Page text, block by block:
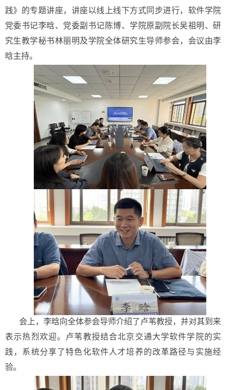
践》的专题讲座，讲座以线上线下方式同步进行，软件学院
党委书记李晗、党委副书记陈博、学院原副院长吴祖明、研
究生教学秘书林丽明及学院全体研究生导师参会，会议由李
晗主持。
会上，李晗向全体参会导师介绍了卢苇教授，并对其到来
表示热烈欢迎。卢苇教授结合北京交通大学软件学院的实
践，系统分享了特色化软件人才培养的改革路径与实施经
验。